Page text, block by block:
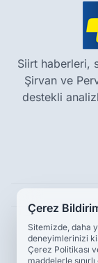
Siirt haberleri,
Şirvan ve
destekli
Çerez
Sitemizde, daha
deneyimlerinizi
Çerez Politikası
maddelerle